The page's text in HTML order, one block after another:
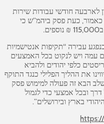
לארבעה חודשי עבודות שירות
בסך 10,000 שקלים. כאמור, כעת פסק ביהמ”ש כי
עבירה “תקיפות אנטישמיות
עמה ויש לנקוט בכל האמצעים
כלפי יהודים ולהביא
את ההליך הפלילי כנגד התוקף
הבא זה פעולה למימוש פסק
ובכל אמצעי כדי לגמול
בארץ ובירושלים”.